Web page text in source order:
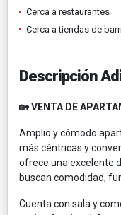
Cerca a restaurantes
Cerca a tiendas de
Descripción
🏡VENTA DE
Amplio y cómodo
más céntricas y
ofrece una excelente
buscan comodidad,
Cuenta con sala y